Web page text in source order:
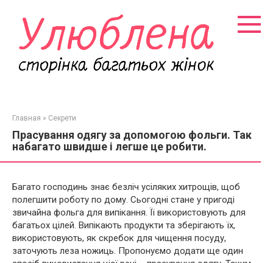
контенту
Главная » Секрети
Прасування одягу за допомогою фольги. Так
набагато швидше і легше це робити.
Багато господинь знає безліч усіляких хитрощів, щоб
полегшити роботу по дому. Сьогодні стане у пригоді
звичайна фольга для випікання. Її використовують для
багатьох цілей. Випікають продукти та зберігають їх,
використовують, як скребок для чищення посуду,
заточують леза ножиць. Пропонуємо додати ще один